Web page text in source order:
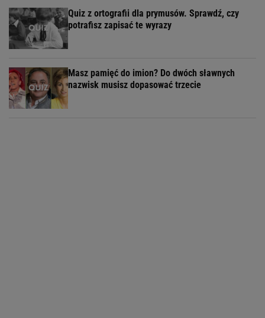
Quiz z ortografii dla prymusów. Sprawdź, czy
potrafisz zapisać te wyrazy
Masz pamięć do imion? Do dwóch sławnych
nazwisk musisz dopasować trzecie